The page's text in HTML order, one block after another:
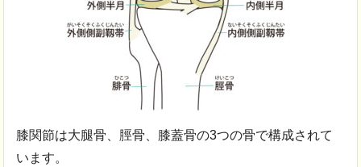
膝関節は大腿骨、脛骨、膝蓋骨の3つの骨で構成されて
います。